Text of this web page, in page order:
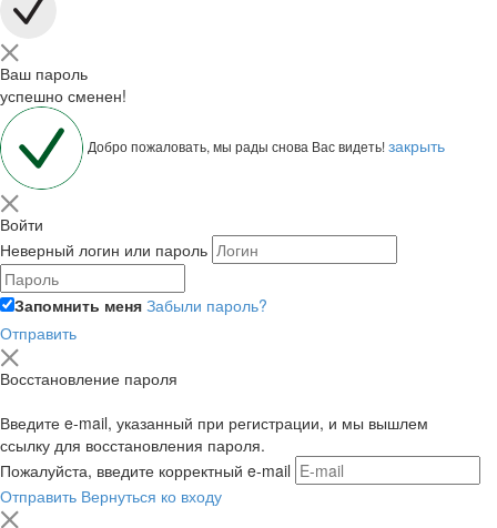
Ваш пароль
успешно сменен!
Добро пожаловать, мы рады снова Вас видеть!закрыть
Войти
Неверный логин или пароль
Запомнить меня Забыли пароль?
Отправить
Восстановление пароля
Введите e-mail, указанный при регистрации, и мы вышлем
ссылку для восстановления пароля.
Пожалуйста, введите корректный e-mail
Отправить Вернуться ко входу